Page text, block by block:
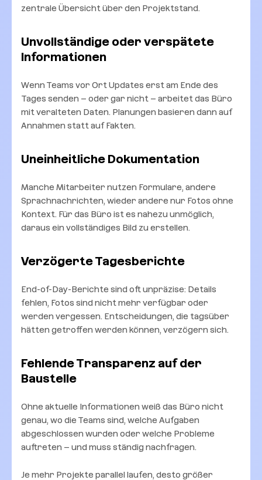
zentrale Übersicht über den Projektstand.
Unvollständige oder verspätete
Informationen
Wenn Teams vor Ort Updates erst am Ende des
Tages senden – oder gar nicht – arbeitet das Büro
mit veralteten Daten. Planungen basieren dann auf
Annahmen statt auf Fakten.
Uneinheitliche Dokumentation
Manche Mitarbeiter nutzen Formulare, andere
Sprachnachrichten, wieder andere nur Fotos ohne
Kontext. Für das Büro ist es nahezu unmöglich,
daraus ein vollständiges Bild zu erstellen.
Verzögerte Tagesberichte
End-of-Day-Berichte sind oft unpräzise: Details
fehlen, Fotos sind nicht mehr verfügbar oder
werden vergessen. Entscheidungen, die tagsüber
hätten getroffen werden können, verzögern sich.
Fehlende Transparenz auf der
Baustelle
Ohne aktuelle Informationen weiß das Büro nicht
genau, wo die Teams sind, welche Aufgaben
abgeschlossen wurden oder welche Probleme
auftreten – und muss ständig nachfragen.
Je mehr Projekte parallel laufen, desto größer